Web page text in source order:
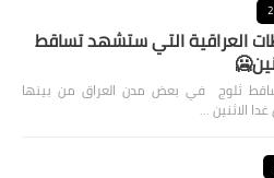
العراقية التي ستشهد تساقط
ثلوج في بعض مدن العراق من بينها